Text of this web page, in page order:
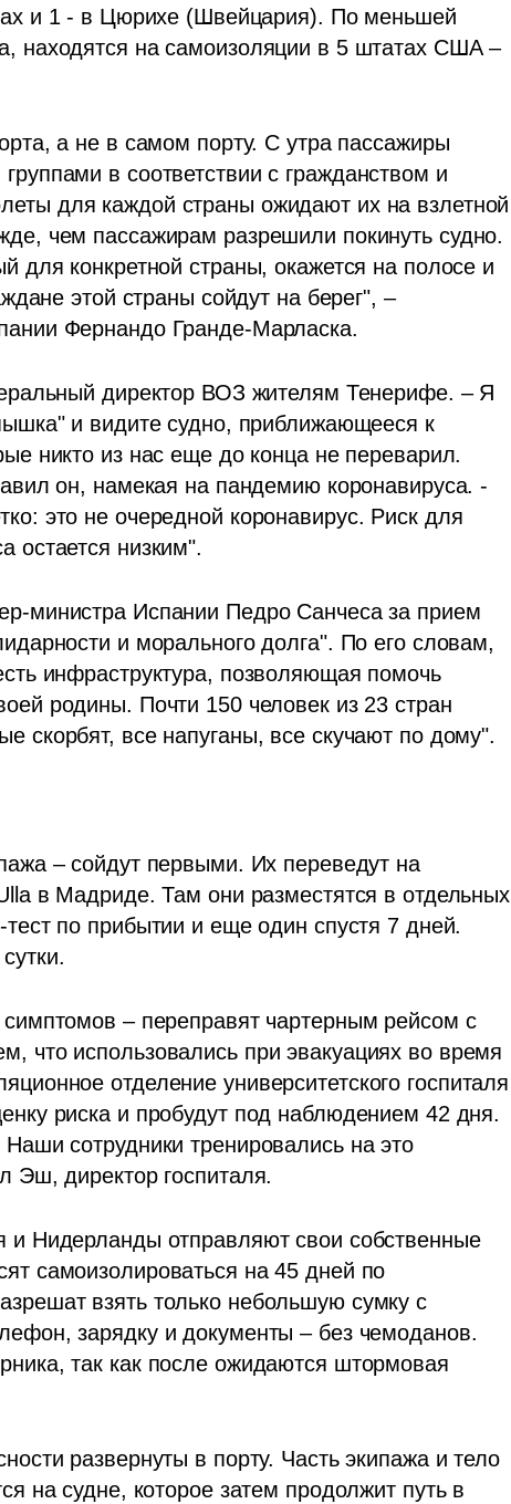
и 1 - в Цюрихе (Швейцария). По меньшей
находятся на самоизоляции в 5 штатах США –
а не в самом порту. С утра пассажиры
в соответствии с гражданством и
для каждой страны ожидают их на взлетной
чем пассажирам разрешили покинуть судно.
для конкретной страны, окажется на полосе и
этой страны сойдут на берег", –
Фернандо Гранде-Марласка.
директор ВОЗ жителям Тенерифе. – Я
и видите судно, приближающееся к
никто из нас еще до конца не переварил.
он, намекая на пандемию коронавируса. -
это не очередной коронавирус. Риск для
остается низким".
министра Испании Педро Санчеса за прием
и морального долга". По его словам,
инфраструктура, позволяющая помочь
родины. Почти 150 человек из 23 стран
скорбят, все напуганы, все скучают по дому".
– сойдут первыми. Их переведут на
в Мадриде. Там они разместятся в отдельных
по прибытии и еще один спустя 7 дней.
– переправят чартерным рейсом с
что использовались при эвакуациях во время
отделение университетского госпиталя
риска и пробудут под наблюдением 42 дня.
сотрудники тренировались на это
Эш, директор госпиталя.
Нидерланды отправляют свои собственные
самоизолироваться на 45 дней по
взять только небольшую сумку с
зарядку и документы – без чемоданов.
так как после ожидаются штормовая
развернуты в порту. Часть экипажа и тело
на судне, которое затем продолжит путь в